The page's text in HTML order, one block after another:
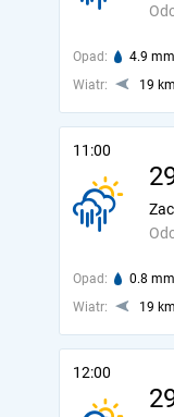
Opad: 4.9 mm
Wiatr:
19
11:00
Opad: 0.8 mm
Wiatr:
19
12:00